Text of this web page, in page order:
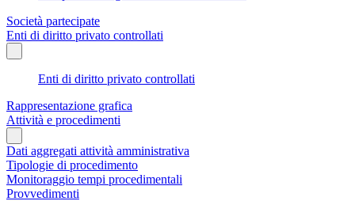
Società partecipate
Enti di diritto privato controllati
Enti di diritto privato controllati
Rappresentazione grafica
Attività e procedimenti
Dati aggregati attività amministrativa
Tipologie di procedimento
Monitoraggio tempi procedimentali
Provvedimenti